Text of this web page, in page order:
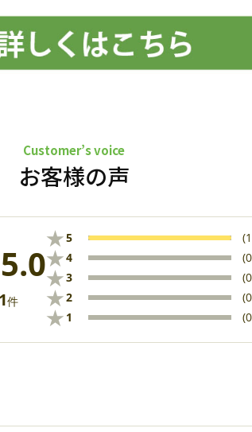
Customer’s voice
お客様の声
5.0
1件
★5
★4
★3
★2
★ 1